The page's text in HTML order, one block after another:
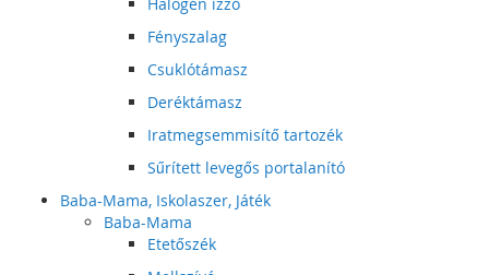
Fényszalag
Csuklótámasz
Deréktámasz
Iratmegsemmisítő tartozék
Sűrített levegős portalanító
Baba-Mama, Iskolaszer, Játék
Baba-Mama
Etetőszék